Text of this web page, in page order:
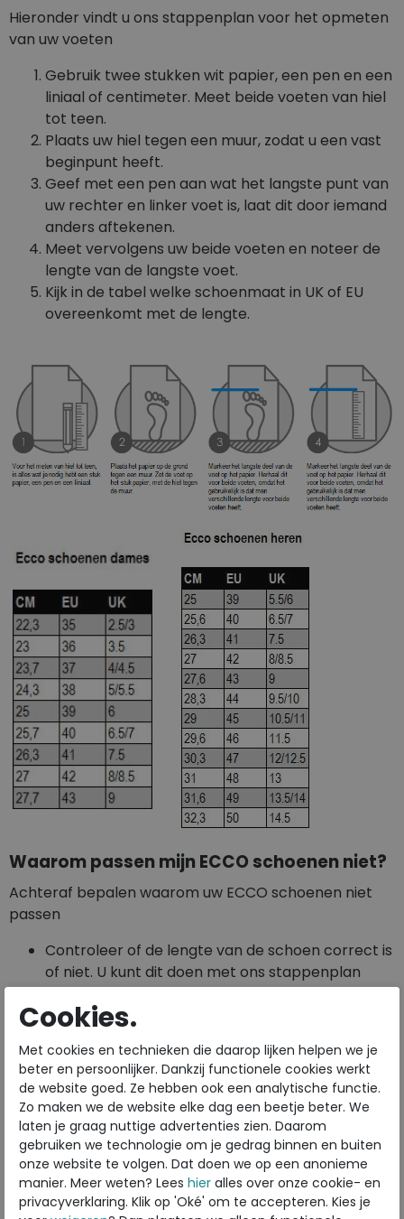
Hieronder vindt u ons stappenplan voor het opmeten
van uw voeten
Gebruik twee stukken wit papier, een pen en een
liniaal of centimeter. Meet beide voeten van hiel
tot teen.
Plaats uw hiel tegen een muur, zodat u een vast
beginpunt heeft.
Geef met een pen aan wat het langste punt van
uw rechter en linker voet is, laat dit door iemand
anders aftekenen.
Meet vervolgens uw beide voeten en noteer de
lengte van de langste voet.
Kijk in de tabel welke schoenmaat in UK of EU
overeenkomt met de lengte.
Waarom passen mijn ECCO schoenen niet?
Achteraf bepalen waarom uw ECCO schoenen niet
passen
Controleer of de lengte van de schoen correct is
of niet. U kunt dit doen met ons stappenplan
voor het opmeten van uw voeten en de
maatwijzer.
gestrikt? Dan kunt u dit wellicht verhelpen met
en extra inlegzool in de schoen. Hierdoor komt u
voet iets hoger in de schoen te liggen en past
het gekozen model wellicht wel perfect.
Heeft u te weinig ruimte aan de bovenzijde van
de schoen? Dan kunt u de ECCO inlegzool van 5
mm vervangen door een dunnere inlegzool van 3
mm. Hierdoor krijgt u iets meer ruimte in de
Cookies.
Met cookies en technieken die daarop lijken helpen we je
beter en persoonlijker. Dankzij functionele cookies werkt
de website goed. Ze hebben ook een analytische functie.
Zo maken we de website elke dag een beetje beter. We
laten je graag nuttige advertenties zien. Daarom
gebruiken we technologie om je gedrag binnen en buiten
onze website te volgen. Dat doen we op een anonieme
manier. Meer weten? Lees hier alles over onze cookie- en
privacyverklaring. Klik op 'Oké' om te accepteren. Kies je